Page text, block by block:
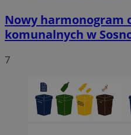
Nowy harmonogram
komunalnych w
7